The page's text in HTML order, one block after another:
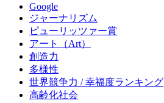
Google
ジャーナリズム
ピューリッツァー賞
アート（Art）
創造力
多様性
世界競争力 / 幸福度ランキング
高齢化社会